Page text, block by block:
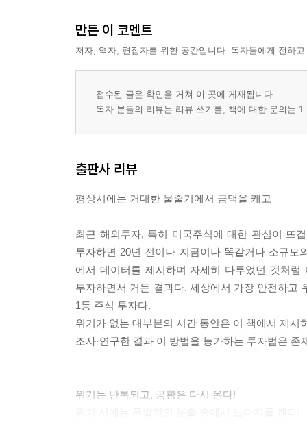
만든 이 코멘트
저자, 역자, 편집자를 위한 공간입니다. 독자들에게 전하
접수된 글은 확인을 거쳐 이 곳에 게재됩니다.
독자 분들의 리뷰는 리뷰 쓰기를, 책에 대한 문의는
출판사 리뷰
평상시에는 거대한 물줄기에서 금맥을 캐고
최근 해외투자, 특히 미국주식에 대한 관심이 뜨
투자하면 20년 전이나 지금이나 똑같거나 소규
에서 데이터를 제시하며 자세히 다루었던 것처
투자하면서 거둔 결과다. 세상에서 가장 안전하고
1등 주식 투자다.
위기가 없는 대부분의 시간 동안은 이 책에서 제
조사·연구한 결과 이 방법을 능가하는 투자법은
위기는 반복되고, 공황은 다시 온다!